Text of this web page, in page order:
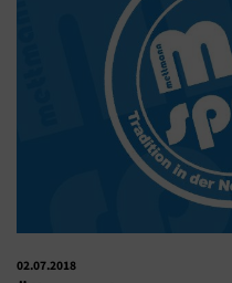
02.07.2018